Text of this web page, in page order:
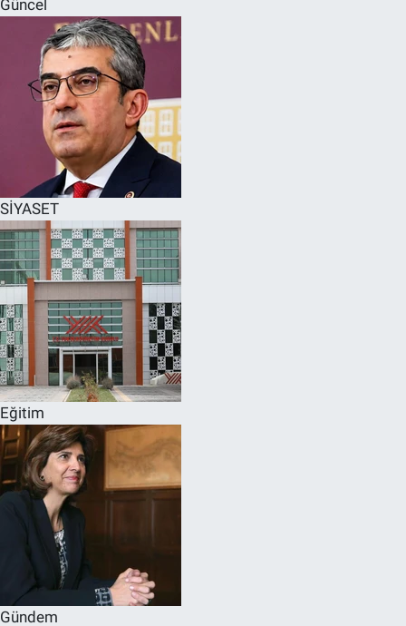
Güncel
SİYASET
Eğitim
Gündem
SPOR
RESMİ İLANLAR